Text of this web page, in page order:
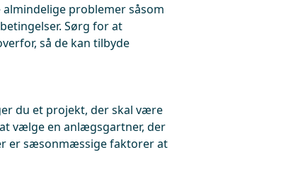
problemer såsom
Sørg for at
så de kan tilbyde
du et projekt, der skal være
vælge en anlægsgartner, der
er sæsonmæssige faktorer at